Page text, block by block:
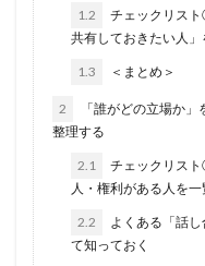
1.2
チェックリス
共有しておきたい人」
1.3 ＜まとめ＞
2
「誰がどの立場か
整理する
2.1
チェックリス
人・権利がある人を
2.2
よくある「話
て知っておく